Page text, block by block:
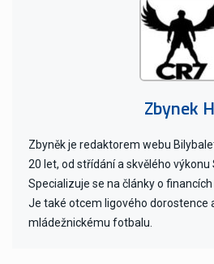
Zbynek
Zbyněk je redaktorem webu
20 let, od střídání a skvělého výkonu
Specializuje se na články o financích
Je také otcem ligového dorostence
mládežnickému fotbalu.